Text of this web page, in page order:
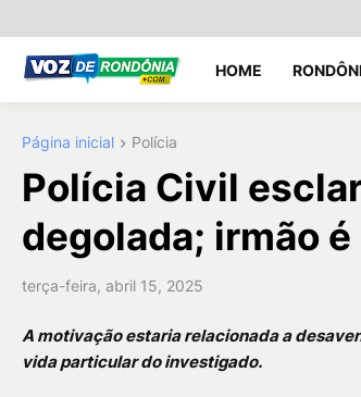
HOME
Página inicial Polícia
Polícia Civil
degolada; irmão
terça-feira, abril 15, 2025
A motivação estaria relacionada a
vida particular do investigado.